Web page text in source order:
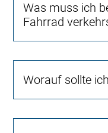
Was muss ich
Fahrrad
Worauf sollte